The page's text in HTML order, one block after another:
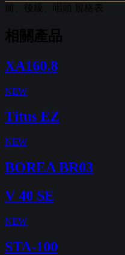
前、後級、唱頭 規格表
相關產品
XA160.8
NEW
Titus EZ
NEW
BOREA BR03
V 40 SE
NEW
STA-100